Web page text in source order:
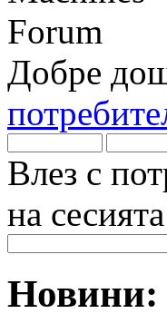
Добре
Влез с
на сесията
Новини: